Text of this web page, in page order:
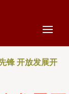
锋 开放发展开